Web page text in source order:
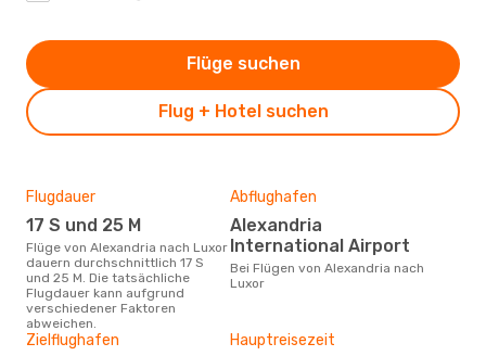
Flug + Hotel suchen
Flüge suchen
Flugdauer
17 S und 25 M
Flüge von Alexandria nach Luxor
dauern durchschnittlich 17 S
und 25 M. Die tatsächliche
Flugdauer kann aufgrund
verschiedener Faktoren
abweichen.
Abflughafen
Alexandria
International Airport
Bei Flügen von Alexandria nach
Luxor
Zielflughafen Hauptreisezeit